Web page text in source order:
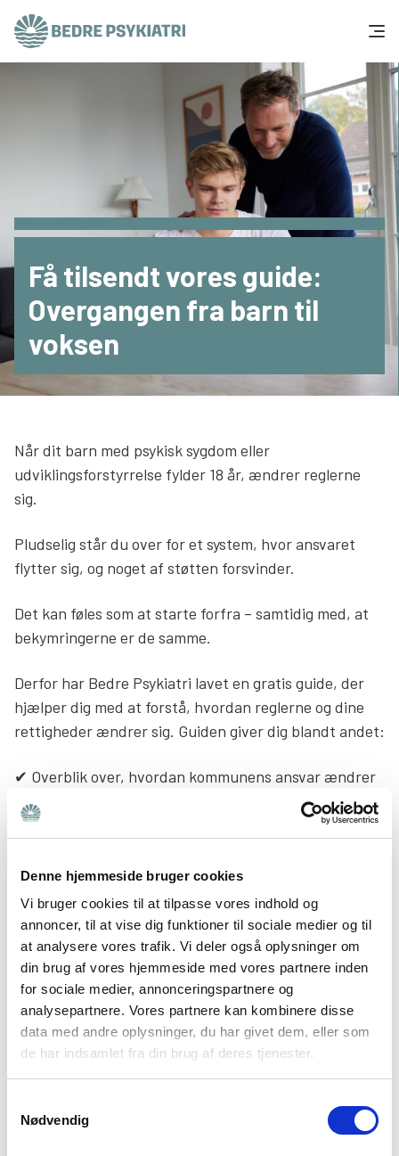
Denne hjemmeside bruger cookies
Vi bruger cookies til at tilpasse vores indhold og
annoncer, til at vise dig funktioner til sociale medier og til
at analysere vores trafik. Vi deler også oplysninger om
din brug af vores hjemmeside med vores partnere inden
for sociale medier, annonceringspartnere og
analysepartnere. Vores partnere kan kombinere disse
data med andre oplysninger, du har givet dem, eller som
de har indsamlet fra din brug af deres tjenester.
Nødvendig
Vær med
Presse og politik
Støt os
Få tilsendt vores guide:
Overgangen fra barn til
voksen
Når dit barn med psykisk sygdom eller
udviklingsforstyrrelse fylder 18 år, ændrer reglerne
sig.
Pludselig står du over for et system, hvor ansvaret
flytter sig, og noget af støtten forsvinder.
Det kan føles som at starte forfra – samtidig med, at
bekymringerne er de samme.
Derfor har Bedre Psykiatri lavet en gratis guide, der
hjælper dig med at forstå, hvordan reglerne og dine
rettigheder ændrer sig. Guiden giver dig blandt andet:
✔ Overblik over, hvordan kommunens ansvar ændrer
sig
✔ Viden om støtte til unge over 18 – og hvad du som
✔ Råd til at forberede jer på overgangen til
voksenpsykiatrien
Bedre Psykiatri er her for dig, der er tæt på én med
psykisk sygdom eller udviklingsforstyrrelse. Det er
vores mål at give dig de bedste forudsætninger for at
passe godt på dig selv og din kære.